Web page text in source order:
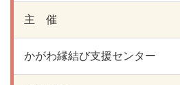
主 催
かがわ縁結び支援センター